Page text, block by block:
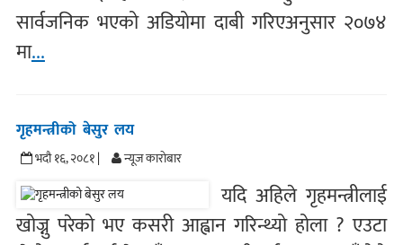
सार्वजनिक भएको अडियोमा दाबी गरिएअनुसार २०७४
मा...
गृहमन्त्रीको बेसुर लय
भदौ १६, २०८१ | न्यूज काराेबार
यदि अहिले गृहमन्त्रीलाई
खोज्नु परेको भए कसरी आह्वान गरिन्थ्यो होला ? एउटा